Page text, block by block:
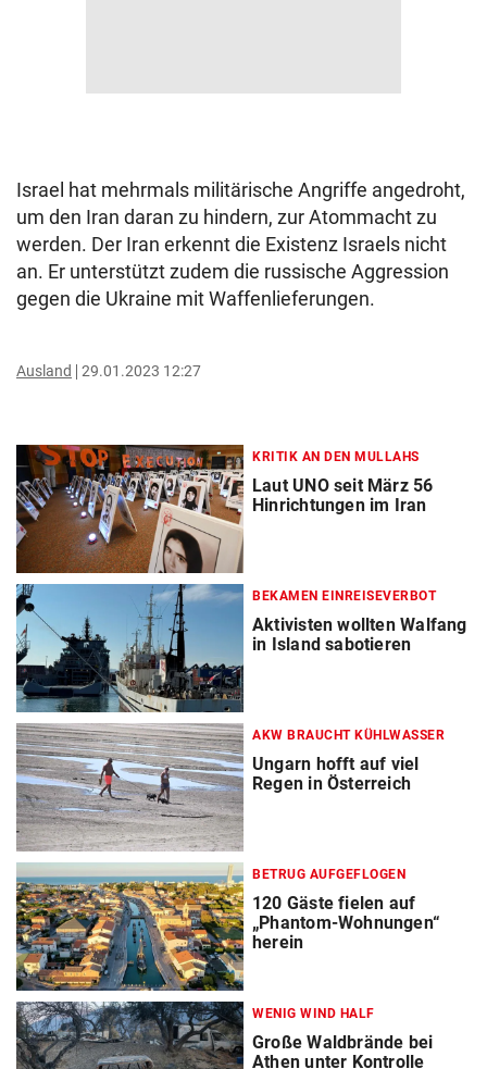
Israel hat mehrmals militärische Angriffe angedroht,
um den Iran daran zu hindern, zur Atommacht zu
werden. Der Iran erkennt die Existenz Israels nicht
an. Er unterstützt zudem die russische Aggression
gegen die Ukraine mit Waffenlieferungen.
Ausland 29.01.2023 12:27
KRITIK AN DEN MULLAHS
Laut UNO seit März 56
Hinrichtungen im Iran
BEKAMEN EINREISEVERBOT
Aktivisten wollten Walfang
in Island sabotieren
AKW BRAUCHT KÜHLWASSER
Ungarn hofft auf viel
Regen in Österreich
BETRUG AUFGEFLOGEN
120 Gäste fielen auf
„Phantom-Wohnungen“
herein
WENIG WIND HALF
Große Waldbrände bei
Athen unter Kontrolle